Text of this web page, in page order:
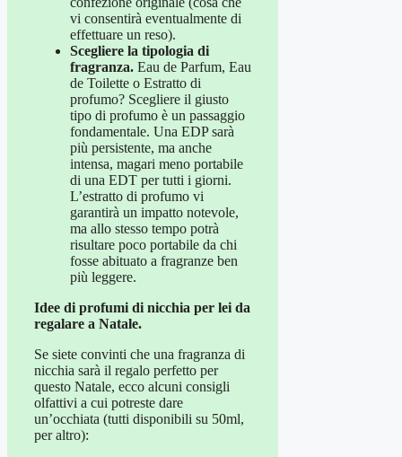
vi consentirà eventualmente di
effettuare un reso).
Scegliere la tipologia di
fragranza. Eau de Parfum, Eau
de Toilette o Estratto di
profumo? Scegliere il giusto
tipo di profumo è un passaggio
fondamentale. Una EDP sarà
più persistente, ma anche
intensa, magari meno portabile
di una EDT per tutti i giorni.
L’estratto di profumo vi
garantirà un impatto notevole,
ma allo stesso tempo potrà
risultare poco portabile da chi
fosse abituato a fragranze ben
più leggere.
Idee di profumi di nicchia per lei da
regalare a Natale.
Se siete convinti che una fragranza di
nicchia sarà il regalo perfetto per
questo Natale, ecco alcuni consigli
olfattivi a cui potreste dare
un’occhiata (tutti disponibili su 50ml,
per altro):